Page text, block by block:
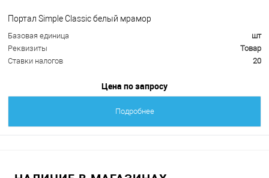
Портал Simple Classic белый мрамор
Базовая единица
шт
Реквизиты
Товар
Ставки налогов
20
Цена по запросу
Подробнее